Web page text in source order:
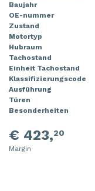
Baujahr
OE-nummer
Zustand
Motortyp
Hubraum
Tachostand
Einheit Tachostand
Klassifizierungscode
Ausführung
Türen
Besonderheiten
€ 423,20
Margin